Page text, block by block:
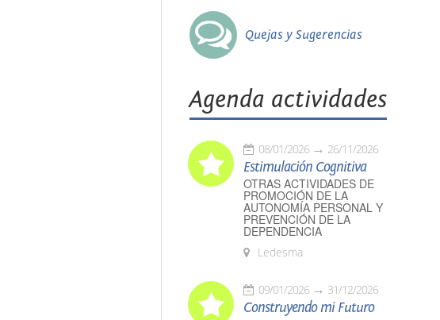
Quejas y Sugerencias
Agenda actividades
08/01/2026 26/11/2026
Estimulación Cognitiva
OTRAS ACTIVIDADES DE
PROMOCIÓN DE LA
AUTONOMÍA PERSONAL Y
PREVENCIÓN DE LA
DEPENDENCIA
Ledesma
09/01/2026 31/12/2026
Construyendo mi Futuro